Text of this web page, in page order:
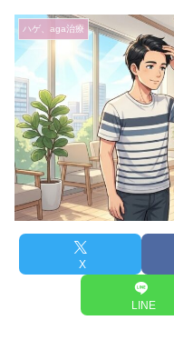
ハゲ、aga治療
X
LINE